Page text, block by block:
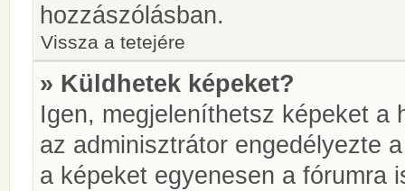
hozzászólásban.
Vissza a tetejére
» Küldhetek képeket?
Igen, megjeleníthetsz képeket a
az adminisztrátor engedélyezte
a képeket egyenesen a fórumra